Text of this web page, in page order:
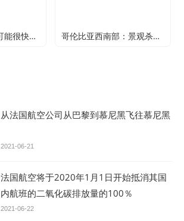
Pasighat的旅游可能很快就能获得电梯，确保DC！ 哥伦比亚西南部：景观杀死至少17人
从法国航空公司从巴黎到慕尼黑飞往慕尼黑
2021-06-21
法国航空将于2020年1月1日开始抵消其国
内航班的二氧化碳排放量的100％
2021-06-22